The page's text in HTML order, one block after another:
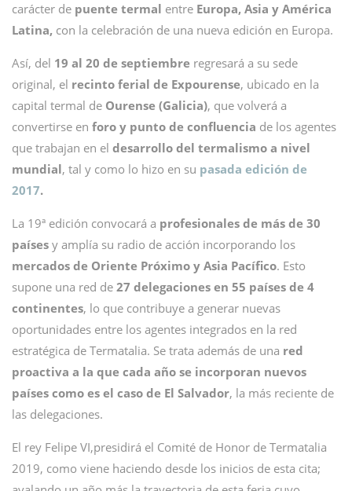
carácter de puente termal entre Europa, Asia y América
Latina, con la celebración de una nueva edición en Europa.
Así, del 19 al 20 de septiembre regresará a su sede
original, el recinto ferial de Expourense, ubicado en la
capital termal de Ourense (Galicia), que volverá a
convertirse en foro y punto de confluencia de los agentes
que trabajan en el desarrollo del termalismo a nivel
mundial, tal y como lo hizo en su pasada edición de
2017.
La 19ª edición convocará a profesionales de más de 30
países y amplía su radio de acción incorporando los
mercados de Oriente Próximo y Asia Pacífico. Esto
supone una red de 27 delegaciones en 55 países de 4
continentes, lo que contribuye a generar nuevas
oportunidades entre los agentes integrados en la red
estratégica de Termatalia. Se trata además de una red
proactiva a la que cada año se incorporan nuevos
países como es el caso de El Salvador, la más reciente de
las delegaciones.
El rey Felipe VI,presidirá el Comité de Honor de Termatalia
2019, como viene haciendo desde los inicios de esta cita;